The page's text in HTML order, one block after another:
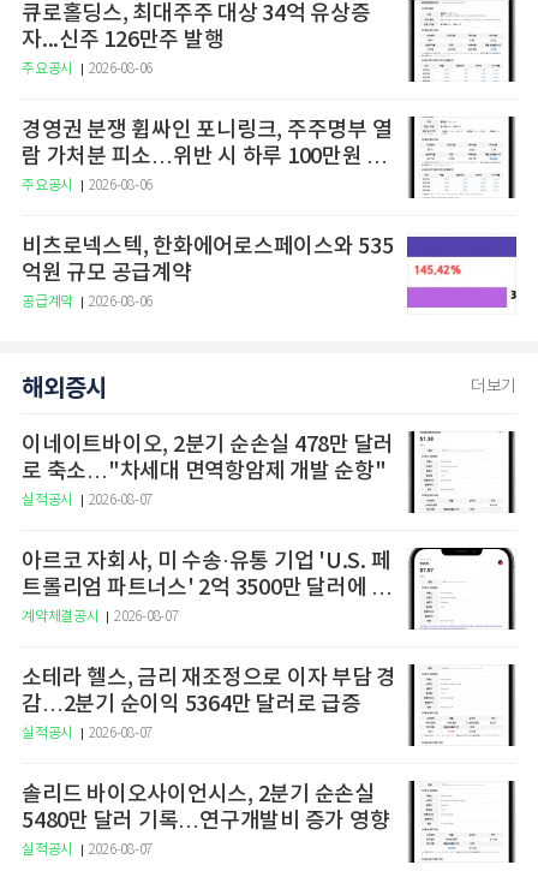
큐로홀딩스, 최대주주 대상 34억 유상증
자...신주 126만주 발행
주요공시 2026-08-06
경영권 분쟁 휩싸인 포니링크, 주주명부 열
람 가처분 피소…위반 시 하루 100만원 청
구
주요공시 2026-08-06
비츠로넥스텍, 한화에어로스페이스와 535
억원 규모 공급계약
공급계약 2026-08-06
해외증시 더보기
이네이트바이오, 2분기 순손실 478만 달러
로 축소…"차세대 면역항암제 개발 순항"
실적공시 2026-08-07
아르코 자회사, 미 수송·유통 기업 'U.S. 페
트롤리엄 파트너스' 2억 3500만 달러에 인
수
계약체결공시 2026-08-07
소테라 헬스, 금리 재조정으로 이자 부담 경
감…2분기 순이익 5364만 달러로 급증
실적공시 2026-08-07
솔리드 바이오사이언시스, 2분기 순손실
5480만 달러 기록…연구개발비 증가 영향
실적공시 2026-08-07